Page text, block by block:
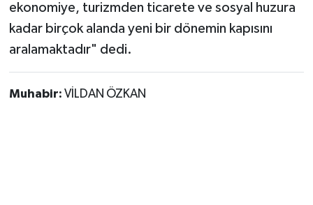
ekonomiye, turizmden ticarete ve sosyal huzura
kadar birçok alanda yeni bir dönemin kapısını
aralamaktadır" dedi.
Muhabir: VİLDAN ÖZKAN